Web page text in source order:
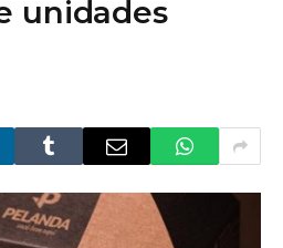
unidades